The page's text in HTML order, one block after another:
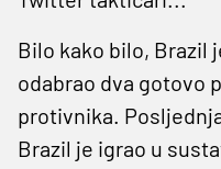
Bilo kako bilo, Brazil
odabrao dva gotovo
protivnika.
Brazil je igrao u